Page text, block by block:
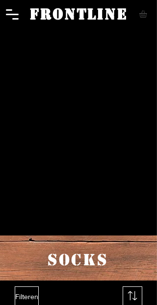
FRONTLINE
SOCKS
Filteren